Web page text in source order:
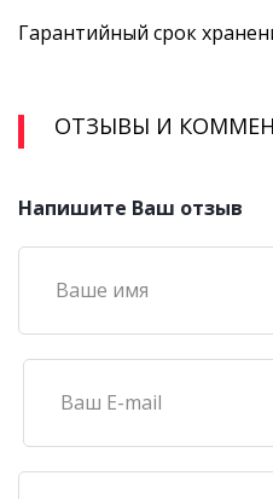
Гарантийный срок
ОТЗЫВЫ И
Напишите Ваш отзыв